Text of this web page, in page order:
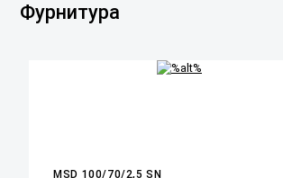
Фурнитура
MSD 100/70/2,5 SN